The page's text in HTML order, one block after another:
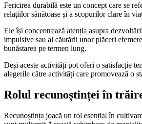
Fericirea durabilă este un concept care se
relațiilor sănătoase și a scopurilor clare în
Ele își concentrează atenția asupra
impulsive sau al căutării unor plăceri
bunăstarea pe termen lung.
Deși aceste activități pot oferi o satisfacție
alegerile către activități care promovează o
Rolul recunoștinței în
Recunoștința joacă un rol esențial în